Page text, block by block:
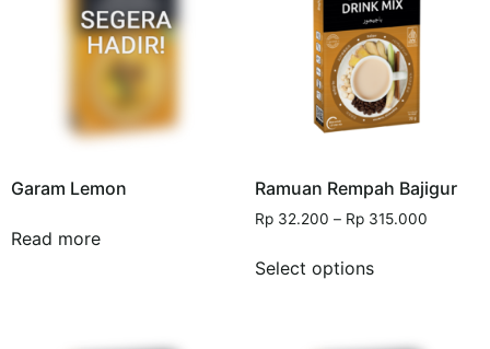
Garam Lemon
Read more
Ramuan Rempah Bajigur
Rp32.200 – Rp315.000
Select options